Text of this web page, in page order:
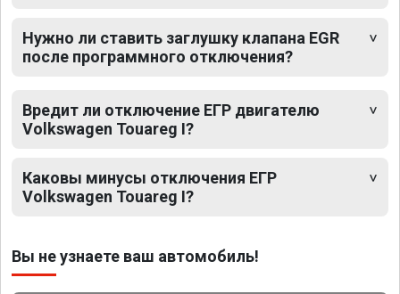
Нужно ли ставить заглушку клапана EGR
после программного отключения?
Вредит ли отключение ЕГР двигателю
Volkswagen Touareg I?
Каковы минусы отключения ЕГР
Volkswagen Touareg I?
Вы не узнаете ваш автомобиль!